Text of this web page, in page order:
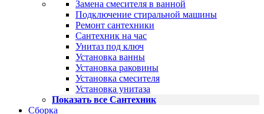
Замена смесителя в ванной
Подключение стиральной машины
Ремонт сантехники
Сантехник на час
Унитаз под ключ
Установка ванны
Установка раковины
Установка смесителя
Установка унитаза
Показать все Сантехник
Сборка